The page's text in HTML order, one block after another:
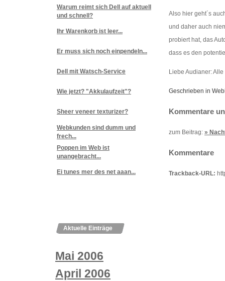
Also hier geht´s
und daher auch
probiert hat, das
dass es den
Liebe Audianer:
Geschrieben in
Kommentare
zum Beitrag: »
Kommentare
Trackback-URL:
Warum reimt sich Dell auf aktuell
und schnell?
Ihr Warenkorb ist leer...
Er muss sich noch einpendeln...
Dell mit Watsch-Service
Wie jetzt? "Akkulaufzeit"?
Sheer veneer texturizer?
Webkunden sind dumm und
frech...
Poppen im Web ist
unangebracht...
Ei tunes mer des net aaan...
Aktuelle Einträge
Mai 2006
April 2006